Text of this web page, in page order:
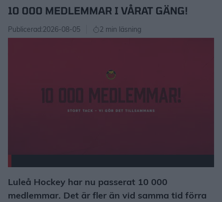
10 000 MEDLEMMAR I VÅRAT GÄNG!
Publicerad:2026-08-05 2 min läsning
Luleå Hockey har nu passerat 10 000
medlemmar. Det är fler än vid samma tid förra